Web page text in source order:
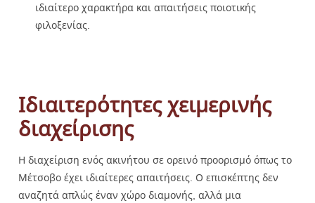
ιδιαίτερο χαρακτήρα και απαιτήσεις ποιοτικής
φιλοξενίας.
Ιδιαιτερότητες χειμερινής
διαχείρισης
Η διαχείριση ενός ακινήτου σε ορεινό προορισμό όπως το
Μέτσοβο έχει ιδιαίτερες απαιτήσεις. Ο επισκέπτης δεν
αναζητά απλώς έναν χώρο διαμονής, αλλά μια